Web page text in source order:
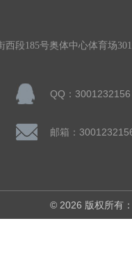
段185号奥体中心体育场
QQ：3001232156
邮箱：
© 2026 版权所有